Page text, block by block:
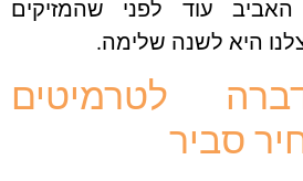
עוד לפני שהמזיקים
היא לשנה שלימה.
לטרמיטים
סביר